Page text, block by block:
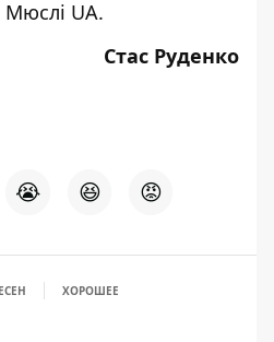
UA.
Стас Руденко
😭 😆 😡
ХОРОШЕЕ